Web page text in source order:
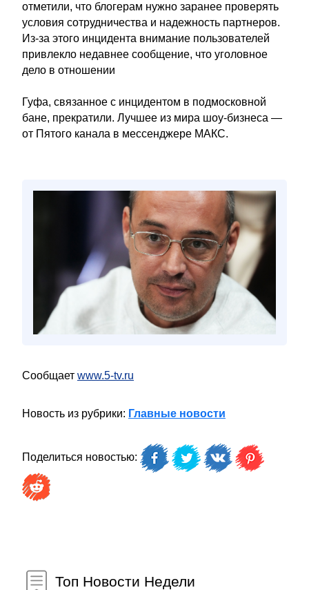
отметили, что блогерам нужно заранее проверять
условия сотрудничества и надежность партнеров.
Из-за этого инцидента внимание пользователей
привлекло недавнее сообщение, что уголовное
дело в отношении
Гуфа, связанное с инцидентом в подмосковной
бане, прекратили. Лучшее из мира шоу-бизнеса —
от Пятого канала в мессенджере МАКС.
Сообщает www.5-tv.ru
Новость из рубрики: Главные новости
Поделиться новостью:
Топ Новости Недели